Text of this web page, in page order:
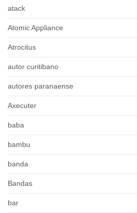
atack
Atomic Appliance
Atrocitus
autor curitibano
autores paranaense
Axecuter
baba
bambu
banda
Bandas
bar